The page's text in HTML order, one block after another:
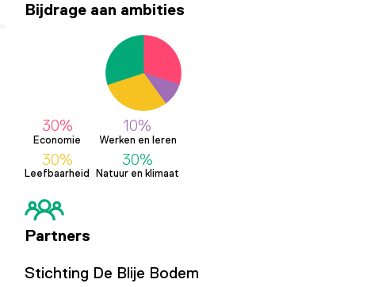
Bijdrage aan ambities
30%
Economie
10%
Werken en leren
30%
Leefbaarheid
30%
Natuur en klimaat
Partners
Stichting De Blije Bodem